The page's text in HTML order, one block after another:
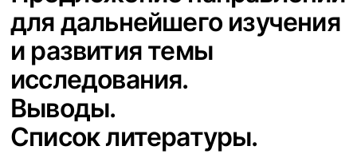
для дальнейшего изучения
и развития темы
исследования.
Выводы.
Список литературы.